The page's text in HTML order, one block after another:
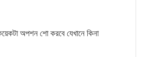
অপশন শো করবে যেখানে কিনা